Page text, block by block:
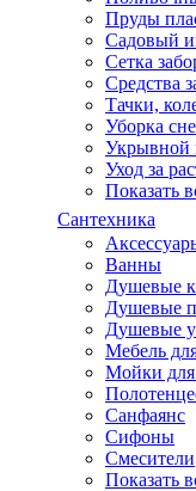
Пруды
Садовый
Сетка
Средства
Тачки,
Уборка
Укрывной
Уход за
Показать
Сантехника
Ванны
Душевые
Душевые
Душевые
Мебель
Мойки
Санфаянс
Сифоны
Смесители
Показать